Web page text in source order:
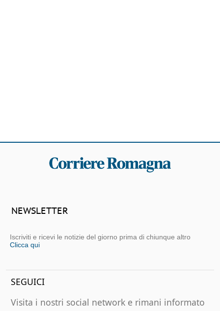
NEWSLETTER
Iscriviti e ricevi le notizie del giorno prima di chiunque altro
Clicca qui
SEGUICI
Visita i nostri social network e rimani informato